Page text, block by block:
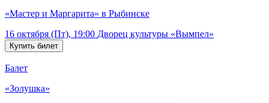
«Мастер и Маргарита» в Рыбинске
16 октября (Пт), 19:00 Дворец культуры «Вымпел»
Балет
«Золушка»